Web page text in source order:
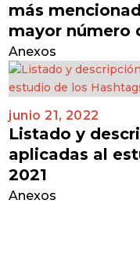
más
mayor número
Anexos
junio 21, 2022
Listado y
aplicadas al
2021
Anexos